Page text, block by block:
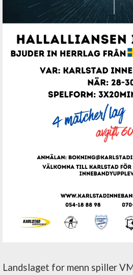
Landslaget for menn spiller